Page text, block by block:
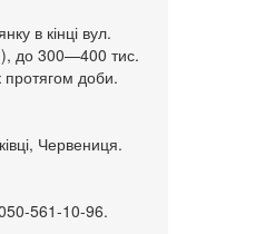
в кінці вул.
до 300—400 тис.
протягом доби.
Червениця.
561-10-96.